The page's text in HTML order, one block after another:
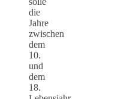
die
Jahre
zwischen
dem
10.
und
dem
18.